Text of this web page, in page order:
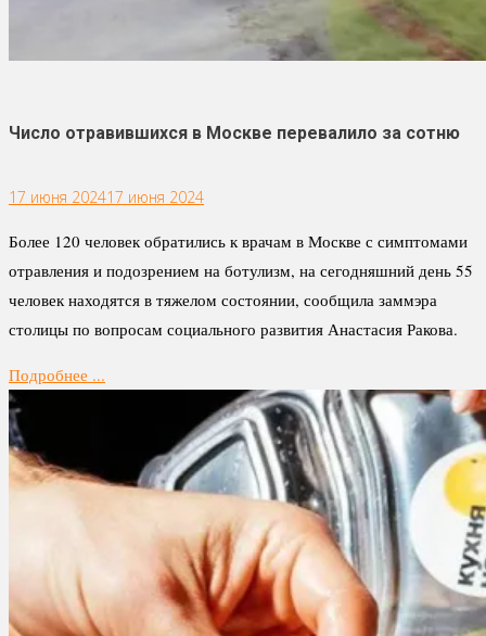
Число отравившихся в Москве перевалило за сотню
17 июня 202417 июня 2024
Более 120 человек обратились к врачам в Москве с симптомами
отравления и подозрением на ботулизм, на сегодняшний день 55
человек находятся в тяжелом состоянии, сообщила заммэра
столицы по вопросам социального развития Анастасия Ракова.
Подробнее ...